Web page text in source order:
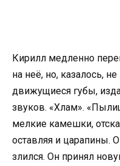
Кирилл медленно
на неё, но, казалось,
движущиеся губы,
звуков. «Хлам».
мелкие камешки,
оставляя и царапины.
злился. Он принял